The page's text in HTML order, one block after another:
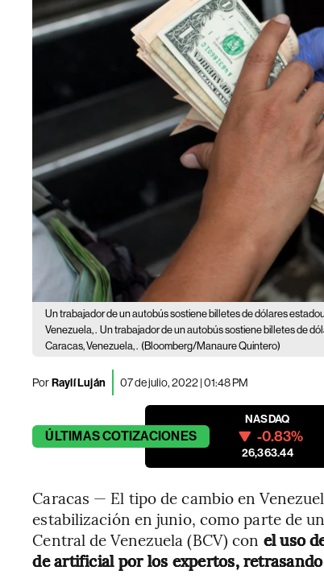
Un trabajador de un autobús sostiene billetes de dólares
Venezuela, . Un trabajador de un autobús sostiene billetes de
Caracas, Venezuela, . (Bloomberg/Manaure Quintero)
PorRaylí Luján 07 de julio, 2022 | 01:48 PM
ÚLTIMASCOTIZACIONES
NASDAQ
-0.83%
26,363.44
Caracas — El tipo de cambio en
estabilización en junio, como parte de
Central de Venezuela (BCV) con el uso
de artificial por los expertos,